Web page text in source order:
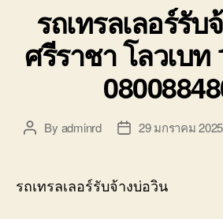
รถเทรลเลอร์รั
ศรีราชา โลวเบ
PostBy adminrd
Post29 มกราคม 2025
รถเทรลเลอร์รับจ้างบ่อวิน